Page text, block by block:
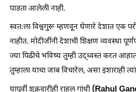
पाडता आलेली नाही.
स्वतःला विश्वगुरू म्हणवून घेणारे देशात एक
नाहीत. मोदीजींनी देशाची शिक्षण व्यवस्था
ज्या पिढीचे भविष्य तुम्ही उद्ध्वस्त करत
तुम्हाला याचा जाब विचारेल, असा इशाराही
यापूर्वी शुक्रवारीही राहुल गांधी (Rahul